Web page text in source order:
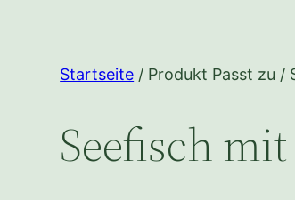
Startseite / Produkt Passt zu /
Seefisch